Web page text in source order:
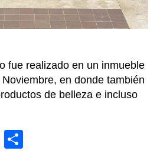
fue realizado en un inmueble
en donde también
de belleza e incluso
Pi